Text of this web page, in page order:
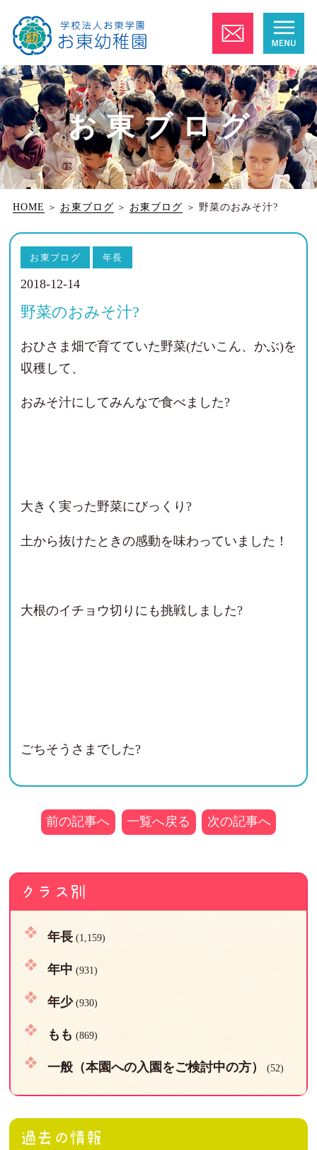
お東ブログ
HOME ＞ お東ブログ ＞ お東ブログ ＞ 野菜のおみそ汁?
お東ブログ 年長
2018-12-14
野菜のおみそ汁?
おひさま畑で育てていた野菜(だいこん、かぶ)を
収穫して、
おみそ汁にしてみんなで食べました?
大きく実った野菜にびっくり?
土から抜けたときの感動を味わっていました！
大根のイチョウ切りにも挑戦しました?
ごちそうさまでした?
前の記事へ 一覧へ戻る 次の記事へ
クラス別
年長(1,159)
年中 (931)
年少(930)
もも (869)
一般（本園への入園をご検討中の方） (52)
過去の情報